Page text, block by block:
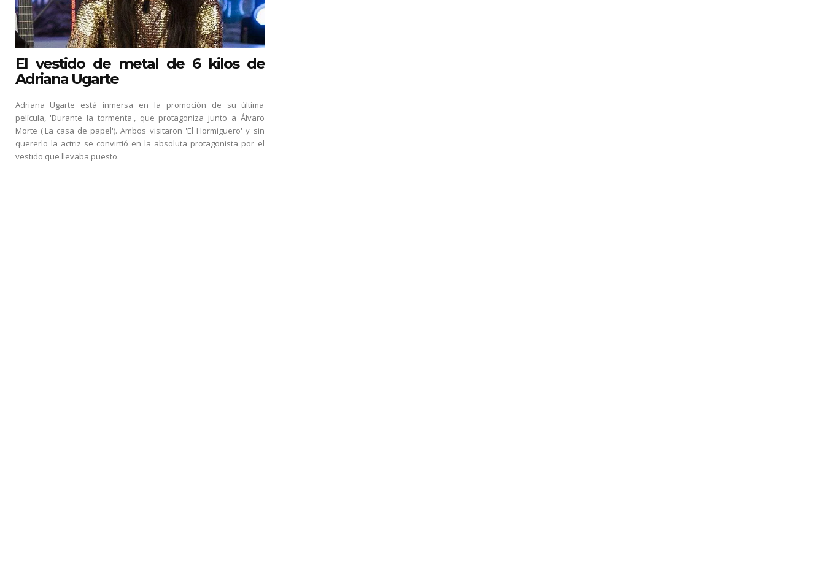
El vestido de metal de 6 kilos de
Adriana Ugarte
Adriana Ugarte está inmersa en la promoción de su última
película, 'Durante la tormenta', que protagoniza junto a Álvaro
Morte ('La casa de papel'). Ambos visitaron 'El Hormiguero' y sin
quererlo la actriz se convirtió en la absoluta protagonista por el
vestido que llevaba puesto.